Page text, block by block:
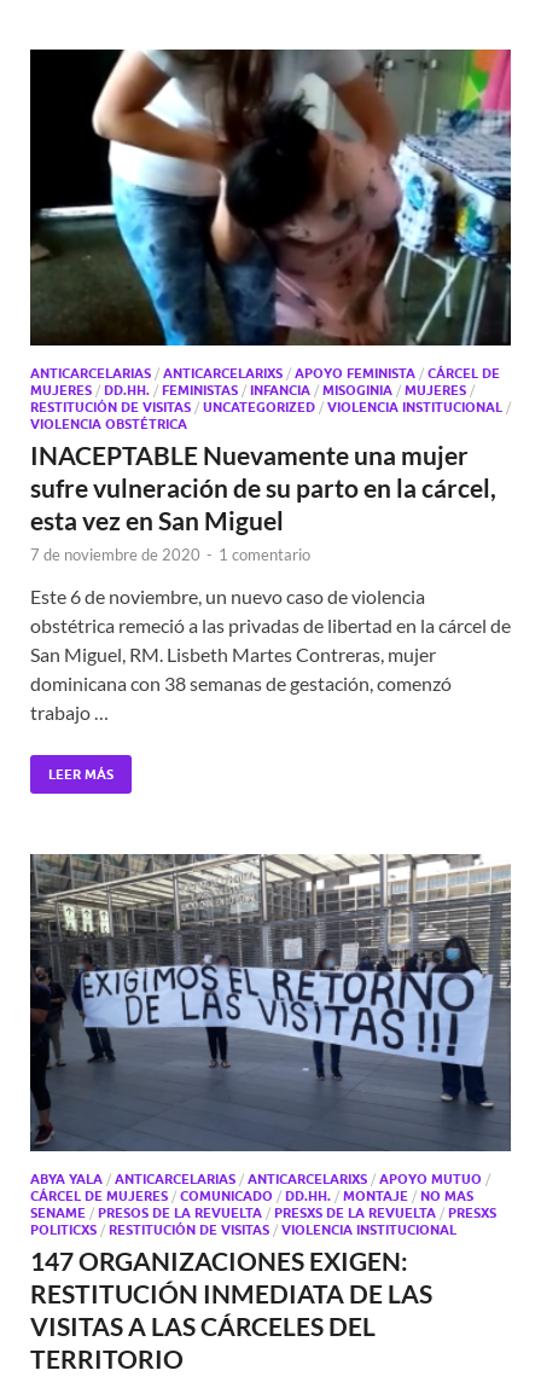
ANTICARCELARIAS / ANTICARCELARIXS / APOYO FEMINISTA / CÁRCEL DE
MUJERES / DD.HH. / FEMINISTAS / INFANCIA / MISOGINIA / MUJERES /
RESTITUCIÓN DE VISITAS / UNCATEGORIZED / VIOLENCIA INSTITUCIONAL /
VIOLENCIA OBSTÉTRICA
INACEPTABLE Nuevamente una mujer
sufre vulneración de su parto en la cárcel,
esta vez en San Miguel
7 de noviembre de 2020 - 1 comentario
Este 6 de noviembre, un nuevo caso de violencia
obstétrica remeció a las privadas de libertad en la cárcel de
San Miguel, RM. Lisbeth Martes Contreras, mujer
dominicana con 38 semanas de gestación, comenzó
trabajo …
LEER MÁS
ABYA YALA / ANTICARCELARIAS / ANTICARCELARIXS / APOYO MUTUO /
CÁRCEL DE MUJERES / COMUNICADO / DD.HH. / MONTAJE / NO MAS
SENAME / PRESOS DE LA REVUELTA / PRESXS DE LA REVUELTA / PRESXS
POLITICXS / RESTITUCIÓN DE VISITAS / VIOLENCIA INSTITUCIONAL
147 ORGANIZACIONES EXIGEN:
RESTITUCIÓN INMEDIATA DE LAS
VISITAS A LAS CÁRCELES DEL
TERRITORIO